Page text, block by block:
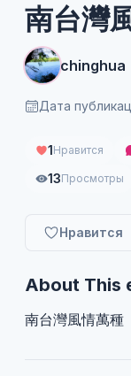
南台灣
chinghua
Дата
1Нравится
13Просмотры
Нравится
About This
南台灣風情萬種